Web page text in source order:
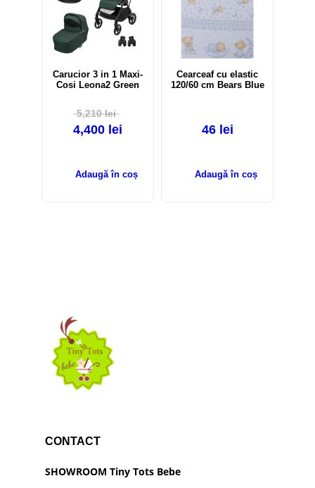
Carucior 3 in 1 Maxi-
Cosi Leona2 Green
5,210lei
4,400 lei
Adaugă în coș
Cearceaf cu elastic
120/60 cm Bears Blue
46 lei
Adaugă în coș
CONTACT
SHOWROOM Tiny Tots Bebe